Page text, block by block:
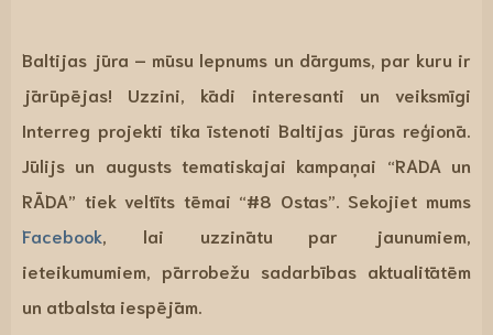
Baltijas jūra – mūsu lepnums un dārgums, par kuru ir
jārūpējas! Uzzini, kādi interesanti un veiksmīgi
Interreg projekti tika īstenoti Baltijas jūras reģionā.
Jūlijs un augusts tematiskajai kampaņai “RADA un
RĀDA” tiek veltīts tēmai “#8 Ostas”. Sekojiet mums
Facebook , lai uzzinātu par jaunumiem,
ieteikumumiem, pārrobežu sadarbības aktualitātēm
un atbalsta iespējām.